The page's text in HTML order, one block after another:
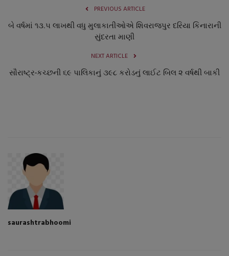
PREVIOUS ARTICLE
બે વર્ષમાં ૧૩.૫ લાખથી વધુ મુલાકાતીઓએ શિવરાજપુર દરિયા કિનારાની
સુંદરતા માણી
NEXT ARTICLE
સૌરાષ્ટ્ર-કચ્છની ૬૯ પાલિકાનું ૩૯૮ કરોડનું લાઈટ બિલ ૨ વર્ષથી બાકી
saurashtrabhoomi